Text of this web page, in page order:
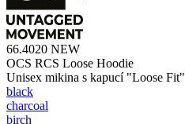
66.4020 NEW
OCS RCS Loose Hoodie
Unisex mikina s kapucí "Loose Fit"
black
charcoal
birch